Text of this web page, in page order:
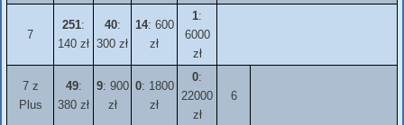
7
251:
140 zł
40:
300 zł
14: 600
zł
1:
6000
zł
7 z
Plus
49:
380 zł
9: 900
zł
0: 1800
zł
0:
22000
zł
6